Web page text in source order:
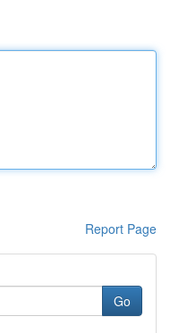
Report Page
Go